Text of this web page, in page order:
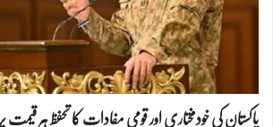
پاکستان کی خودمختاری اور قومی مفادات کا تحفظ ہر قیمت پر